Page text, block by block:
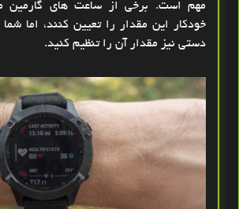
مهم است. برخی از ساعت‌ های گارمین
خودکار این مقدار را تعیین کنند، اما
دستی نیز مقدار آن را تنظیم کنید.